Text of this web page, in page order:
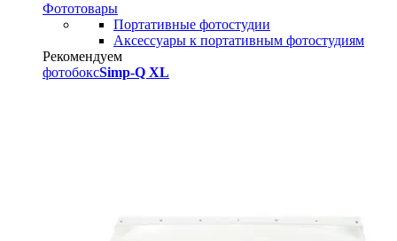
Фототовары
Портативные фотостудии
Аксессуары к портативным фотостудиям
Рекомендуем
фотобоксSimp-Q XL